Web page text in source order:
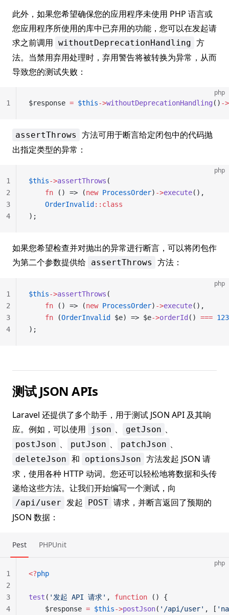
此外，如果您希望确保您的应用程序未使用 PHP 语言或
您应用程序所使用的库中已弃用的功能，您可以在发起请
求之前调用 withoutDeprecationHandling 方
法。当禁用弃用处理时，弃用警告将被转换为异常，从而
导致您的测试失败：
php
$response = $this->withoutDeprecationHandling () ->
1
assertThrows
方法可用于断言给定闭包中的代码抛
出指定类型的异常：
php
$this->assertThrows (
    fn
() => (new ProcessOrder) ->execute(),
    OrderInvalid
::class
);
1
2
3
4
如果您希望检查并对抛出的异常进行断言，可以将闭包作
为第二个参数提供给 assertThrows 方法：
php
$this->assertThrows (
    fn
() => (new ProcessOrder) ->execute(),
    fn
(OrderInvalid $e) => $e->orderId () === 123
);
1
2
3
4
测试 JSON APIs
Laravel 还提供了多个助手，用于测试 JSON API 及其响
应。例如，可以使用
json 、 getJson 、
postJson 、 putJson 、 patchJson 、
deleteJson 和 optionsJson 方法发起 JSON 请
求，使用各种 HTTP 动词。您还可以轻松地将数据和头传
递给这些方法。让我们开始编写一个测试，向
/api/user 发起 POST 请求，并断言返回了预期的
JSON 数据：
Pest PHPUnit
php
<?php
test ( '发起 API 请求' , function () {
    $response
= $this->postJson( '/api/user' , [
1
2
3
4